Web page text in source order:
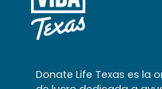
Donate Life Texas es la